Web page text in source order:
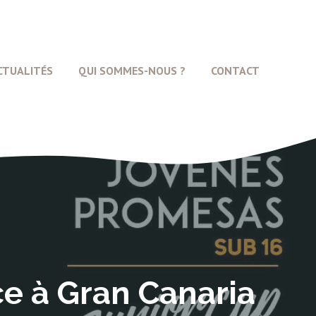
QUI SOMMES-NOUS ? CONTACT
à Gran Canaria